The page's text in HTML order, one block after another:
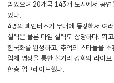
받았으며 20개국 143개 도시에서 공연
있다.
4명의 페인터즈가 무대에 등장해서 여
실력은 물론 마임 실력도 상당하다. 뛰
한국화를 완성하고, 추억의 스타들을
입체 영상을 통한 볼거리 강화와 라이
한층 업그레이드했다.